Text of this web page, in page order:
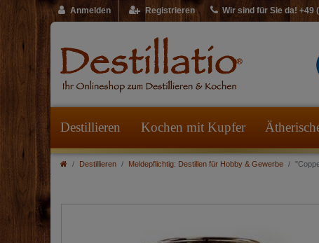
Anmelden Registrieren Wir sind für Sie da! +49
Destillieren Kochen mit Kupfer
Destillieren Meldepflichtig: Destillen für Hobby & Gewerbe